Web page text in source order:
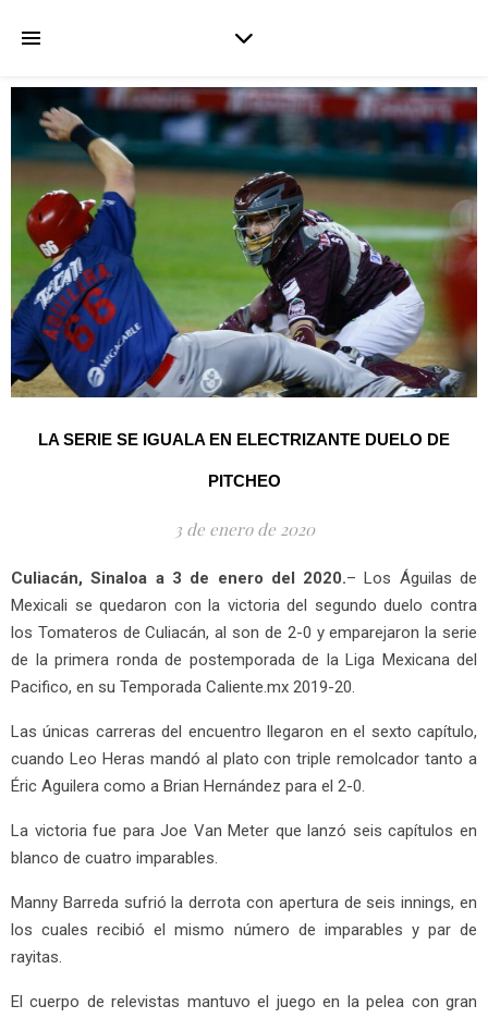
LA SERIE SE IGUALA EN ELECTRIZANTE DUELO DE
PITCHEO
3 de enero de 2020
Culiacán, Sinaloa a 3 de enero del 2020.– Los Águilas de
Mexicali se quedaron con la victoria del segundo duelo contra
los Tomateros de Culiacán, al son de 2-0 y emparejaron la serie
de la primera ronda de postemporada de la Liga Mexicana del
Pacifico, en su Temporada Caliente.mx 2019-20.
Las únicas carreras del encuentro llegaron en el sexto capítulo,
cuando Leo Heras mandó al plato con triple remolcador tanto a
Éric Aguilera como a Brian Hernández para el 2-0.
La victoria fue para Joe Van Meter que lanzó seis capítulos en
blanco de cuatro imparables.
Manny Barreda sufrió la derrota con apertura de seis innings, en
los cuales recibió el mismo número de imparables y par de
rayitas.
El cuerpo de relevistas mantuvo el juego en la pelea con gran